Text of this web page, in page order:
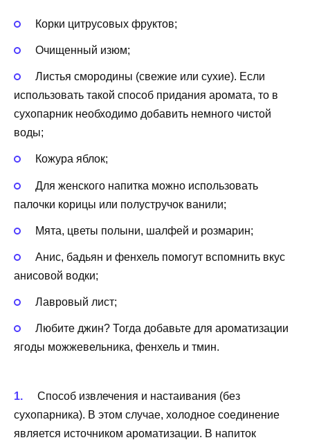
Корки цитрусовых фруктов;
Очищенный изюм;
Листья смородины (свежие или сухие). Если
использовать такой способ придания аромата, то в
сухопарник необходимо добавить немного чистой
воды;
Кожура яблок;
Для женского напитка можно использовать
палочки корицы или полустручок ванили;
Мята, цветы полыни, шалфей и розмарин;
Анис, бадьян и фенхель помогут вспомнить вкус
анисовой водки;
Лавровый лист;
Любите джин? Тогда добавьте для ароматизации
ягоды можжевельника, фенхель и тмин.
Способ извлечения и настаивания (без
сухопарника). В этом случае, холодное соединение
является источником ароматизации. В напиток